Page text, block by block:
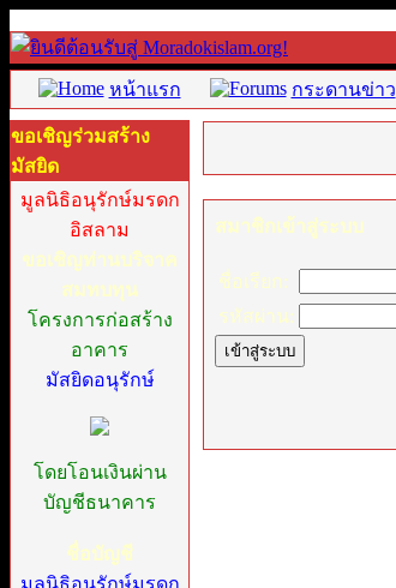
หน้าแรก กระดานข่าว
ขอเชิญร่วมสร้าง
มัสยิด
มูลนิธิอนุรักษ์มรดก
อิสลาม
ขอเชิญท่านบริจาค
สมทบทุน
โครงการก่อสร้าง
อาคาร
มัสยิดอนุรักษ์
โดยโอนเงินผ่าน
บัญชีธนาคาร
ชื่อบัญชี
มูลนิธิอนุรักษ์มรดก
สมาชิกเข้าสู่ระบบ
ชื่อเรียก:
รหัสผ่าน: